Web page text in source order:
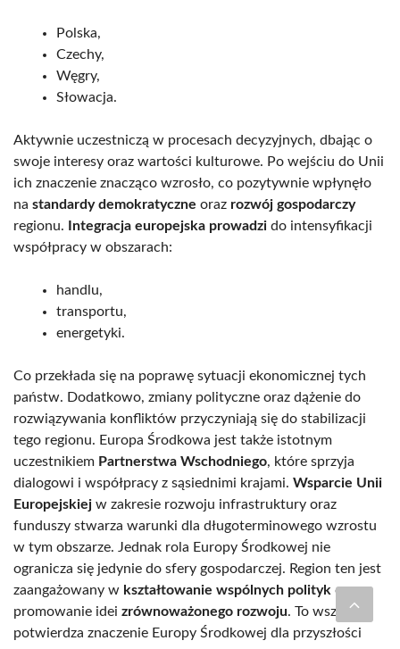
Polska,
Czechy,
Węgry,
Słowacja.
Aktywnie uczestniczą w procesach decyzyjnych, dbając o
swoje interesy oraz wartości kulturowe. Po wejściu do Unii
ich znaczenie znacząco wzrosło, co pozytywnie wpłynęło
na standardy demokratyczne oraz rozwój gospodarczy
regionu.
Integracja europejska prowadzi do intensyfikacji
współpracy w obszarach:
handlu,
transportu,
energetyki.
Co przekłada się na poprawę sytuacji ekonomicznej tych
państw. Dodatkowo, zmiany polityczne oraz dążenie do
rozwiązywania konfliktów przyczyniają się do stabilizacji
tego regionu. Europa Środkowa jest także istotnym
uczestnikiem Partnerstwa Wschodniego, które sprzyja
dialogowi i współpracy z sąsiednimi krajami. Wsparcie Unii
Europejskiej w zakresie rozwoju infrastruktury oraz
funduszy stwarza warunki dla długoterminowego wzrostu
w tym obszarze. Jednak rola Europy Środkowej nie
ogranicza się jedynie do sfery gospodarczej. Region ten jest
zaangażowany w kształtowanie wspólnych polityk oraz
promowanie idei zrównoważonego rozwoju. To wszystko
potwierdza znaczenie Europy Środkowej dla przyszłości